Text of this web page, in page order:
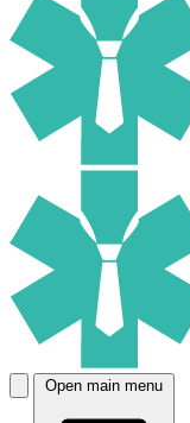
Open main menu